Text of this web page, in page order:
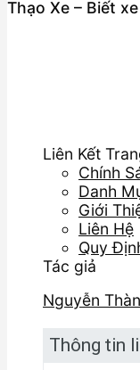
Thạo Xe – Biết
Liên Kết
Chính
Danh
Giới
Liên Hệ
Quy
Tác giả
Nguyễn
Thông tin